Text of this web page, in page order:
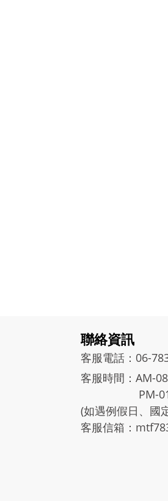
聯絡資訊
客服電話：06-
客服時間：AM-
PM-
(如遇例假日、國
客服信箱：